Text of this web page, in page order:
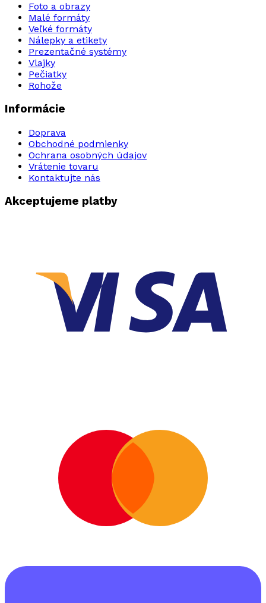
Foto a obrazy
Malé formáty
Veľké formáty
Nálepky a etikety
Prezentačné systémy
Vlajky
Pečiatky
Rohože
Informácie
Doprava
Obchodné podmienky
Ochrana osobných údajov
Vrátenie tovaru
Kontaktujte nás
Akceptujeme platby